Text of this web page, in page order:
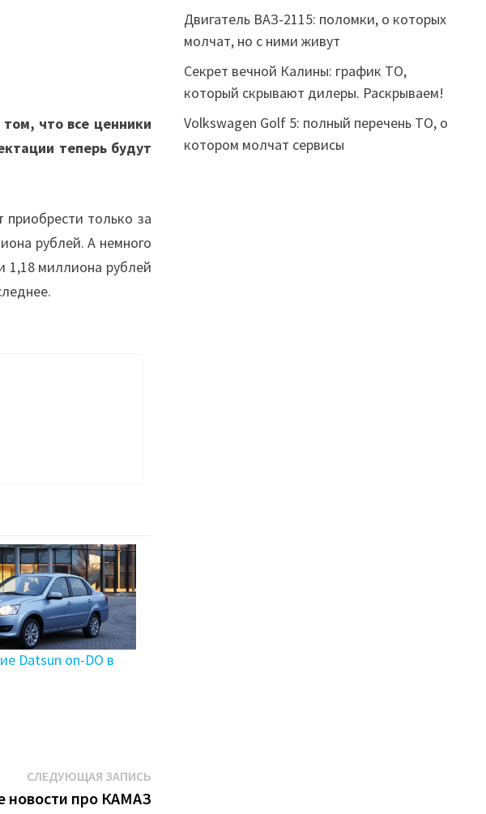
что все ценники
теперь будут
только за
рублей. А немного
1,18 миллиона рублей
Datsun on-DO в
СЛЕДУЮЩАЯ ЗАПИСЬСледующая
запись:
новости про КАМАЗ
Двигатель ВАЗ-2115: поломки, о которых
молчат, но с ними живут
Секрет вечной Калины: график ТО,
который скрывают дилеры. Раскрываем!
Volkswagen Golf 5: полный перечень ТО, о
котором молчат сервисы